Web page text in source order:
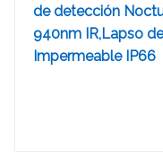
de detección
940nm IR,Lapso
Impermeable IP66